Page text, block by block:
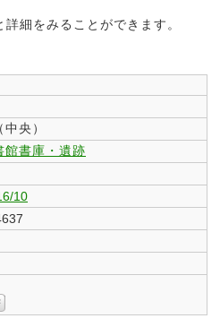
細をみることができます。
央）
館書庫・遺跡
10